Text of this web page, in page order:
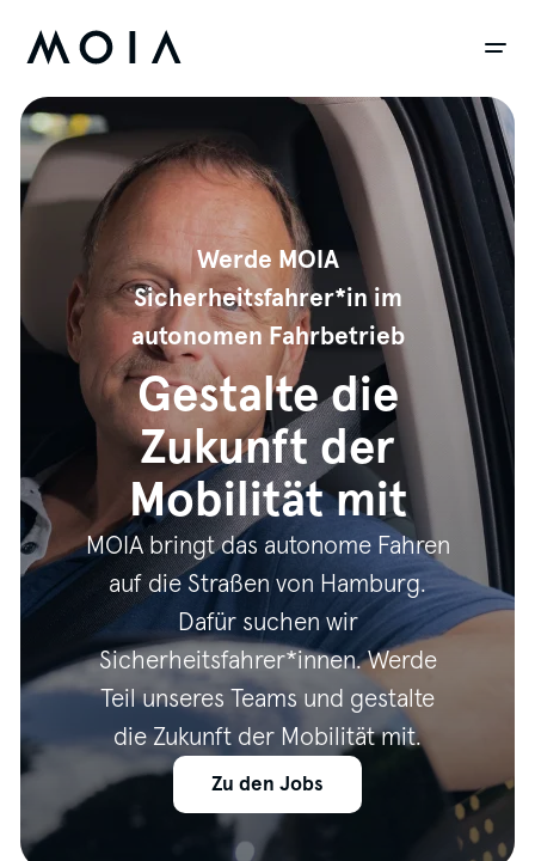
Werde MOIA
Sicherheitsfahrer*in im
autonomen Fahrbetrieb
Gestalte die
Zukunft der
Mobilität mit
MOIA bringt das autonome Fahren
auf die Straßen von Hamburg.
Dafür suchen wir
Sicherheitsfahrer*innen. Werde
Teil unseres Teams und gestalte
die Zukunft der Mobilität mit.
Zu den Jobs